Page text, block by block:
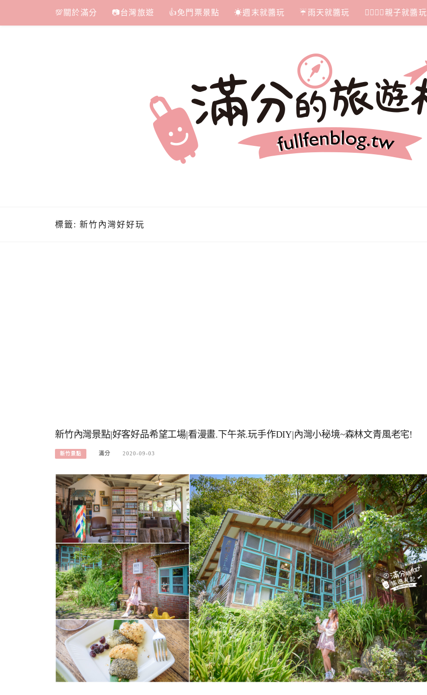
content
💯關於滿分 📷台灣旅遊 👍免門票景點 ☀週末就醬玩 ☔雨天就醬玩 👩‍❤‍💋‍👨親子就醬玩
標籤: 新竹內灣好好玩
新竹內灣景點|好客好品希望工場|看漫畫.下午茶.玩手作DIY|內灣小秘境~森林文青風老宅!
新竹景點 滿分 2020-09-03